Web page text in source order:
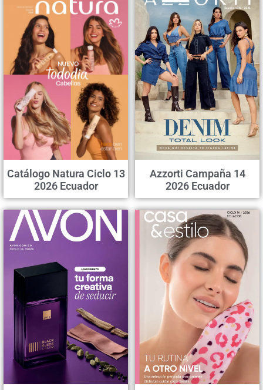
Catálogo Natura Ciclo 13
2026 Ecuador
Azzorti Campaña 14
2026 Ecuador